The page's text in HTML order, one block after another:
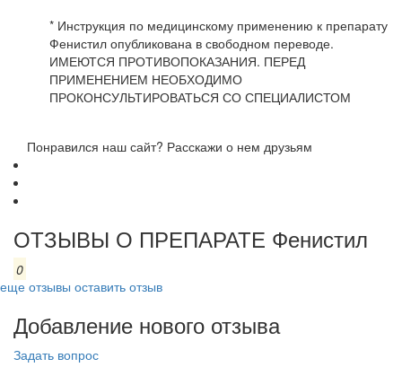
* Инструкция по медицинскому применению к препарату
Фенистил опубликована в свободном переводе.
ИМЕЮТСЯ ПРОТИВОПОКАЗАНИЯ. ПЕРЕД
ПРИМЕНЕНИЕМ НЕОБХОДИМО
ПРОКОНСУЛЬТИРОВАТЬСЯ СО СПЕЦИАЛИСТОМ
Понравился наш сайт? Расскажи о нем друзьям
ОТЗЫВЫ О ПРЕПАРАТЕ Фенистил
0
еще отзывы оставить отзыв
Добавление нового отзыва
Задать вопрос